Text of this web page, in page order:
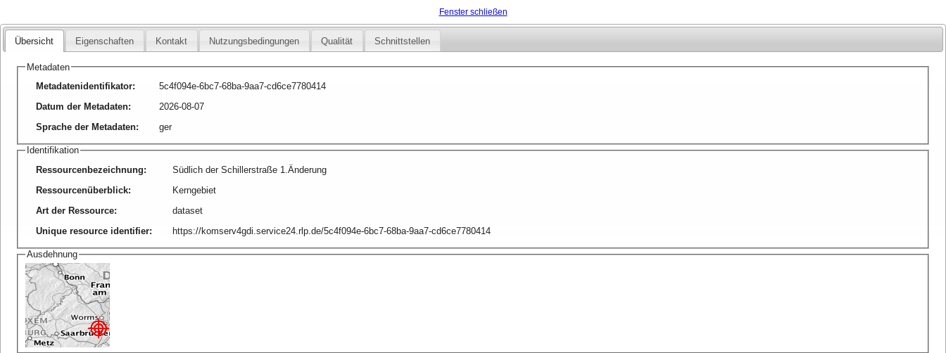
Fenster schließen
Übersicht Eigenschaften Kontakt Nutzungsbedingungen Qualität Schnittstellen
Metadaten
Metadatenidentifikator:
5c4f094e-6bc7-68ba-9aa7-cd6ce7780414
Datum der Metadaten:
2026-08-07
Sprache der Metadaten: ger
Identifikation
Ressourcenbezeichnung:
Südlich der Schillerstraße 1.Änderung
Ressourcenüberblick:
Kerngebiet
Art der Ressource:
dataset
Unique resource identifier: https://komserv4gdi.service24.rlp.de/5c4f094e-6bc7-68ba-9aa7-cd6ce7780414
Ausdehnung